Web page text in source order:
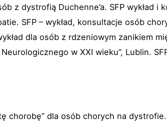
z dystrofią Duchenne’a. SFP wykład
SFP – wykład, konsultacje osób
dla osób z rdzeniowym zanikiem
w XXI wieku”, Lublin.
chorobę” dla osób chorych na